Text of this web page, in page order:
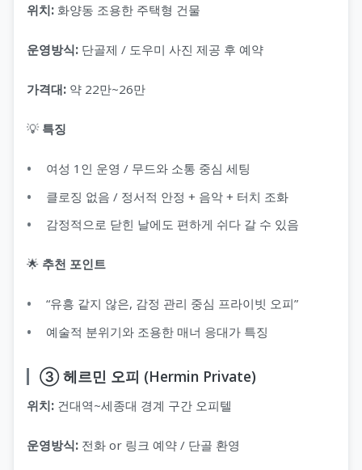
위치: 화양동 조용한 주택형 건물
운영방식: 단골제 / 도우미 사진 제공 후 예약
가격대: 약 22만~26만
💡 특징
여성 1인 운영 / 무드와 소통 중심 세팅
클로징 없음 / 정서적 안정 + 음악 + 터치 조화
감정적으로 닫힌 날에도 편하게 쉬다 갈 수 있음
🌟 추천 포인트
“유흥 같지 않은, 감정 관리 중심 프라이빗 오피”
예술적 분위기와 조용한 매너 응대가 특징
③ 헤르민 오피 (Hermin Private)
위치: 건대역~세종대 경계 구간 오피텔
운영방식: 전화 or 링크 예약 / 단골 환영